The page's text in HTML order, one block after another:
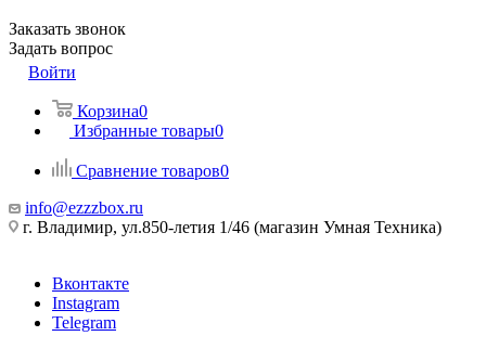
Заказать звонок
Задать вопрос
Войти
Корзина0
Избранные товары0
Сравнение товаров0
info@ezzzbox.ru
г. Владимир, ул.850-летия 1/46 (магазин Умная Техника)
Вконтакте
Instagram
Telegram